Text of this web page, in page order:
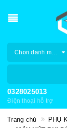
Chọn danh mục
0328025013
Điện thoại hỗ trợ
Trang chủ
PHỤ